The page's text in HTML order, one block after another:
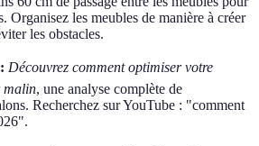
Organisez les meubles de manière à créer
les obstacles.
Découvrez comment optimiser votre
malin, une analyse complète de
Recherchez sur YouTube : "comment